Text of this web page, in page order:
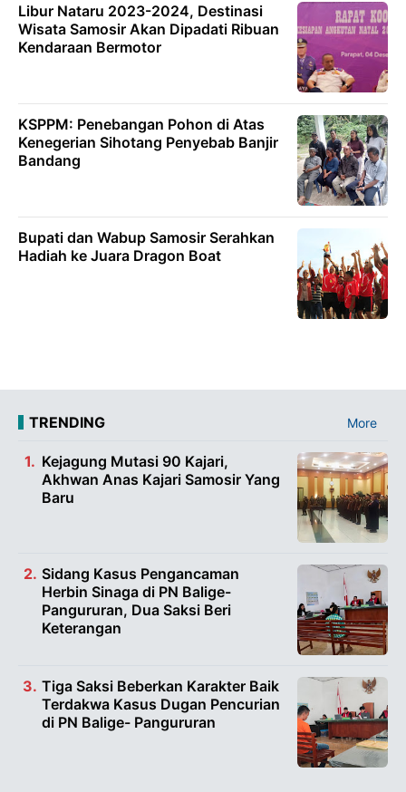
Libur Nataru 2023-2024, Destinasi
Wisata Samosir Akan Dipadati Ribuan
Kendaraan Bermotor
KSPPM: Penebangan Pohon di Atas
Kenegerian Sihotang Penyebab Banjir
Bandang
Bupati dan Wabup Samosir Serahkan
Hadiah ke Juara Dragon Boat
TRENDING More
Kejagung Mutasi 90 Kajari,
Akhwan Anas Kajari Samosir Yang
Baru
Sidang Kasus Pengancaman
Herbin Sinaga di PN Balige-
Pangururan, Dua Saksi Beri
Keterangan
Tiga Saksi Beberkan Karakter Baik
Terdakwa Kasus Dugan Pencurian
di PN Balige- Pangururan